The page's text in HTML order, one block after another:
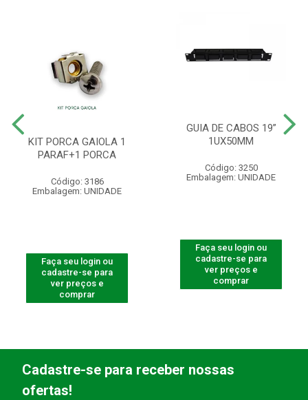
KIT PORCA GAIOLA 1
PARAF+1 PORCA
Código: 3186
Embalagem: UNIDADE
Faça seu login ou
cadastre-se para
ver preços e
comprar
GUIA DE CABOS 19”
1UX50MM
Código: 3250
Embalagem: UNIDADE
Faça seu login ou
cadastre-se para
ver preços e
comprar
Cadastre-se para receber nossas
ofertas!